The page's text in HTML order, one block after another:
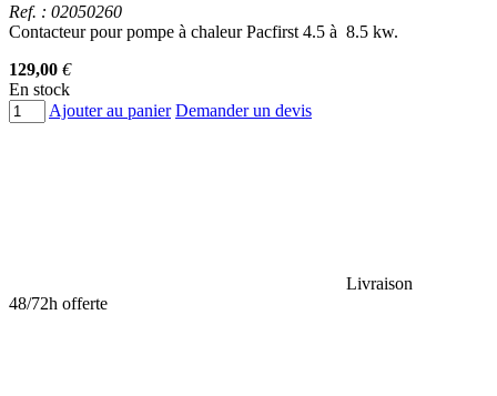
Ref. : 02050260
Contacteur pour pompe à chaleur Pacfirst 4.5 à 8.5 kw.
129,00 €
En stock
Ajouter au panier Demander un devis
Livraison
48/72h offerte